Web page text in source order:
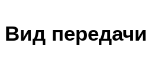
Вид передачи